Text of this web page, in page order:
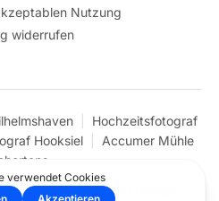
Nutzung
widerrufen
Hochzeitsfotograf
Hooksiel
Accumer Mühle
with ❤️ by Werner Philipps